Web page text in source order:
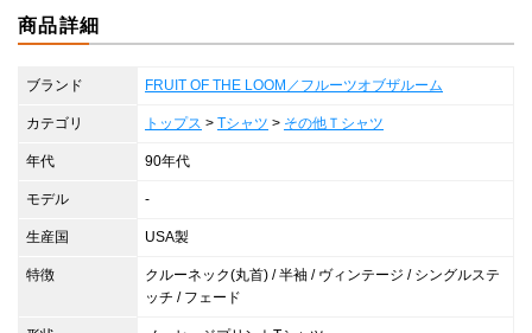
商品詳細
ブランド FRUIT OF THE LOOM／フルーツオブザルーム
カテゴリ トップス > Tシャツ > その他Ｔシャツ
年代 90年代
モデル -
生産国 USA製
特徴
クルーネック(丸首) / 半袖 / ヴィンテージ / シングルステ
ッチ / フェード